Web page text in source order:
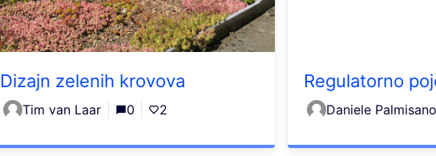
Dizajn zelenih krovova
Tim van Laar 0 2
Regulatorno
Daniele Palmisano